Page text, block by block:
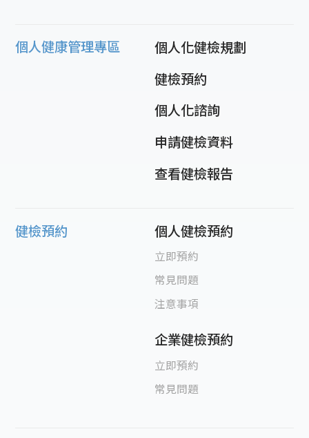
個人健康管理專區
個人化健檢規劃
健檢預約
個人化諮詢
申請健檢資料
查看健檢報告
健檢預約 個人健檢預約
立即預約
常見問題
注意事項
企業健檢預約
立即預約
常見問題